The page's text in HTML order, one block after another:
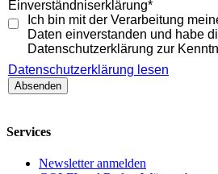
Einverständniserklärung*
Ich bin mit der Verarbeitung
Daten einverstanden und habe
Datenschutzerklärung zur
Datenschutzerklärung lesen
Services
Newsletter anmelden